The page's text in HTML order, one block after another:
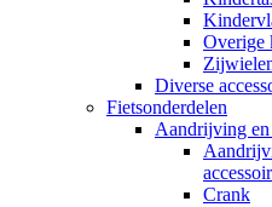
Overige
Diverse
Fietsonderdelen
Aandrijving
Crank